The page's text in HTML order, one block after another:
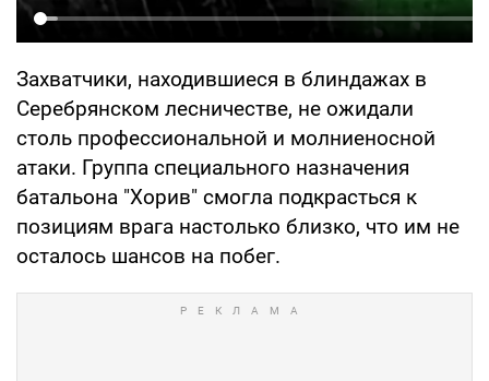
Захватчики, находившиеся в блиндажах в
Серебрянском лесничестве, не ожидали
столь профессиональной и молниеносной
атаки. Группа специального назначения
батальона "Хорив" смогла подкрасться к
позициям врага настолько близко, что им не
осталось шансов на побег.